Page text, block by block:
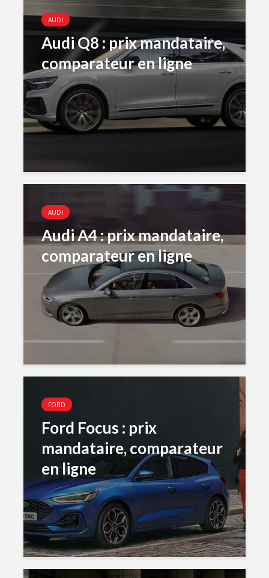
AUDI
Audi Q8 : prix mandataire,
comparateur en ligne
AUDI
Audi A4 : prix mandataire,
comparateur en ligne
FORD
Ford Focus : prix
mandataire, comparateur
en ligne